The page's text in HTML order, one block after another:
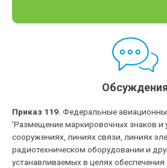
Обсуждения
Приказ 119. Федеральные
'Размещение маркировочных знаков и
сооружениях, линиях связи, линиях
радиотехническом оборудовании и
устанавливаемых в целях